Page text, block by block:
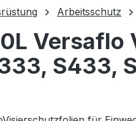
Arbeitsschutz
Versaflo
S433,